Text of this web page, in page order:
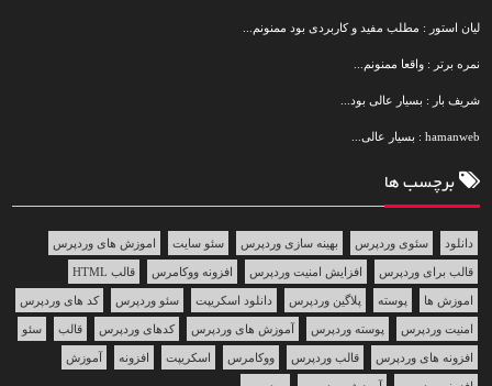
لیان استور : مطلب مفید و کاربردی بود ممنونم...
نمره برتر : واقعا ممنونم...
شریف بار : بسیار عالی بود...
hamanweb : بسیار عالی...
برچسب ها
دانلود سئوی وردپرس بهینه سازی وردپرس سئو سایت اموزش های وردپرس
قالب برای وردپرس افزایش امنیت وردپرس افزونه ووکامرس قالب HTML
اموزش ها پوسته پلاگین وردپرس دانلود اسکریپت سئو وردپرس کد های وردپرس
امنیت وردپرس پوسته وردپرس آموزش های وردپرس کدهای وردپرس قالب سئو
افزونه های وردپرس قالب وردپرس ووکامرس اسکریپت افزونه آموزش